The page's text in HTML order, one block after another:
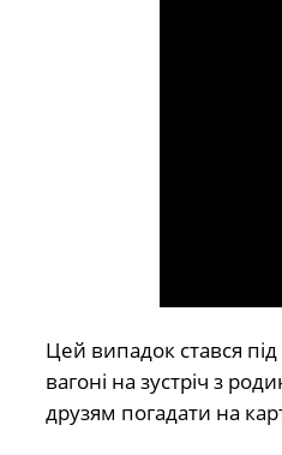
Цей випадок стався
вагоні на зустріч з
друзям погадати на